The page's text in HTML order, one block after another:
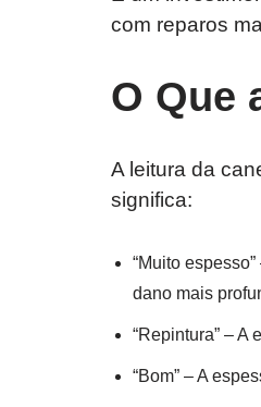
com reparos
O Que
A leitura da
significa:
“Muito
dano mais
“Repintura” –
“Bom” – A